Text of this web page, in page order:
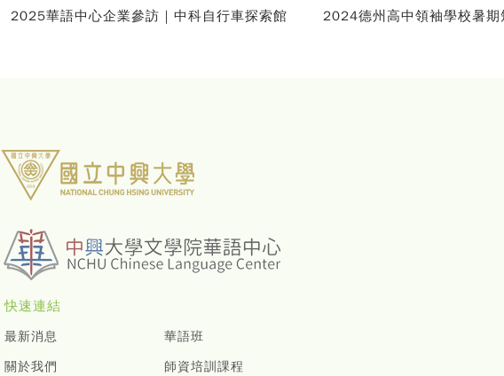
2024德州高中領袖學校暑期短期遊學團 華語教師研
快速連結
最新消息
關於我們
華語班
師資培訓課程